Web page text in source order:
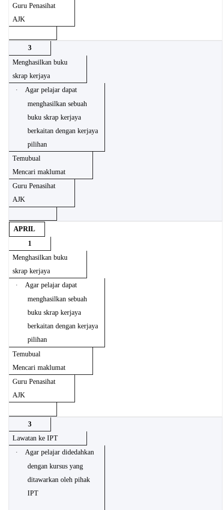
Guru Penasihat
AJK
3
Menghasilkan buku
skrap kerjaya
·
Agar pelajar dapat
menghasilkan sebuah
buku skrap kerjaya
berkaitan dengan kerjaya
pilihan
Temubual
Mencari maklumat
Guru Penasihat
AJK
APRIL
1
Menghasilkan buku
skrap kerjaya
·
Agar pelajar dapat
menghasilkan sebuah
buku skrap kerjaya
berkaitan dengan kerjaya
pilihan
Temubual
Mencari maklumat
Guru Penasihat
AJK
3
Lawatan ke IPT
·
Agar pelajar didedahkan
dengan kursus yang
ditawarkan oleh pihak
IPT